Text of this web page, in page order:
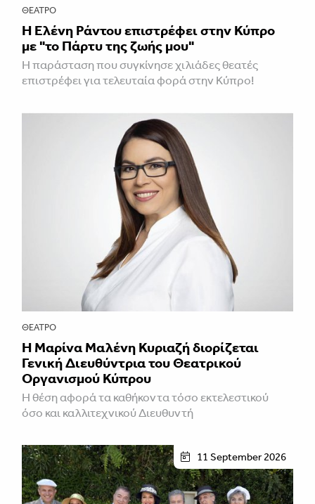
ΘΈΑΤΡΟ
H Ελένη Ράντου επιστρέφει στην Κύπρο
με "το Πάρτυ της ζωής μου"
Η παράσταση που συγκίνησε χιλιάδες θεατές
επιστρέφει για τελευταία φορά στην Κύπρο!
ΘΈΑΤΡΟ
Η Μαρίνα Μαλένη Κυριαζή διορίζεται
Γενική Διευθύντρια του Θεατρικού
Οργανισμού Κύπρου
Η θέση αφορά τα καθήκοντα τόσο εκτελεστικού
όσο και καλλιτεχνικού Διευθυντή
11 September 2026